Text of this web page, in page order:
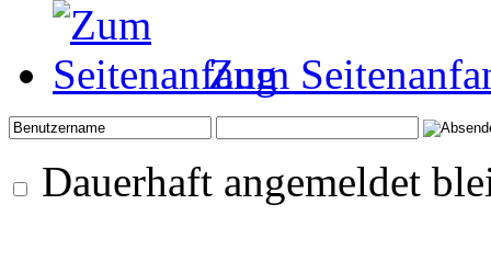
Zum
Dauerhaft angemeldet